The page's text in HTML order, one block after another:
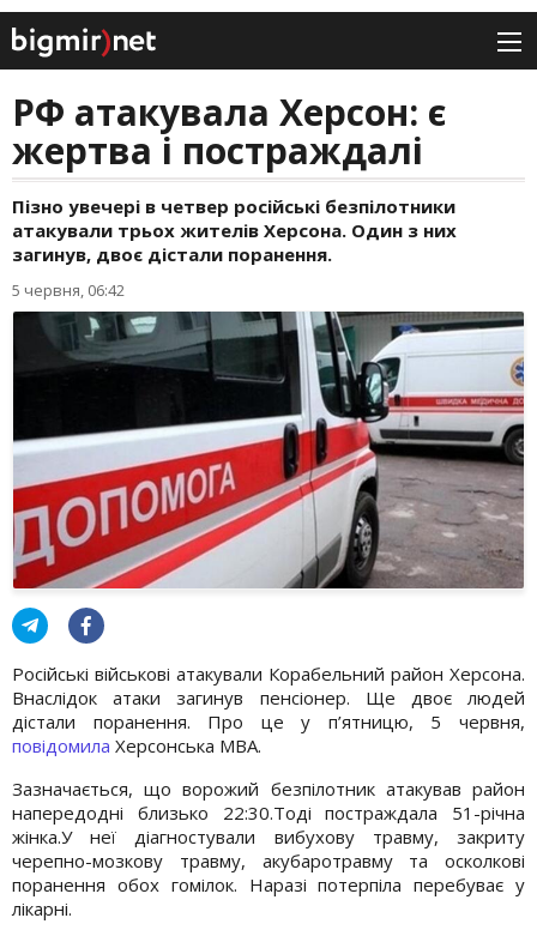
РФ атакувала Херсон: є
жертва і постраждалі
Пізно увечері в четвер російські безпілотники
атакували трьох жителів Херсона. Один з них
загинув, двоє дістали поранення.
5 червня, 06:42
Російські військові атакували Корабельний район Херсона.
Внаслідок атаки загинув пенсіонер. Ще двоє людей
дістали поранення. Про це у п’ятницю, 5 червня,
повідомила Херсонська МВА.
Зазначається, що ворожий безпілотник атакував район
напередодні близько 22:30.Тоді постраждала 51-річна
жінка.У неї діагностували вибухову травму, закриту
черепно-мозкову травму, акубаротравму та осколкові
поранення обох гомілок. Наразі потерпіла перебуває у
лікарні.